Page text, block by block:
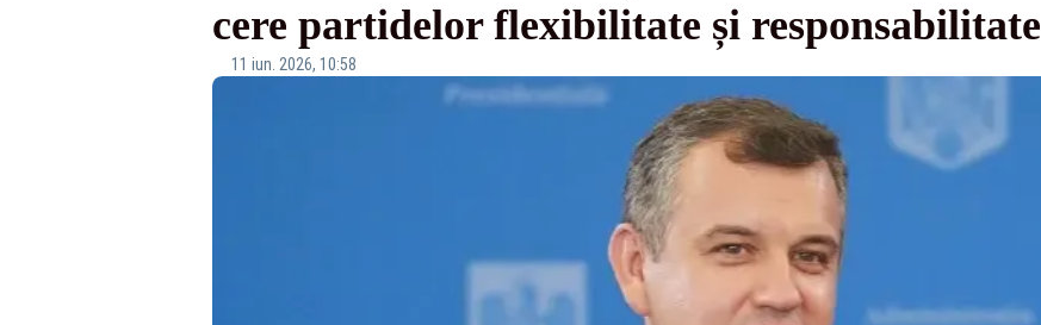
cere partidelor flexibilitate și responsabilitate
11 iun. 2026, 10:58